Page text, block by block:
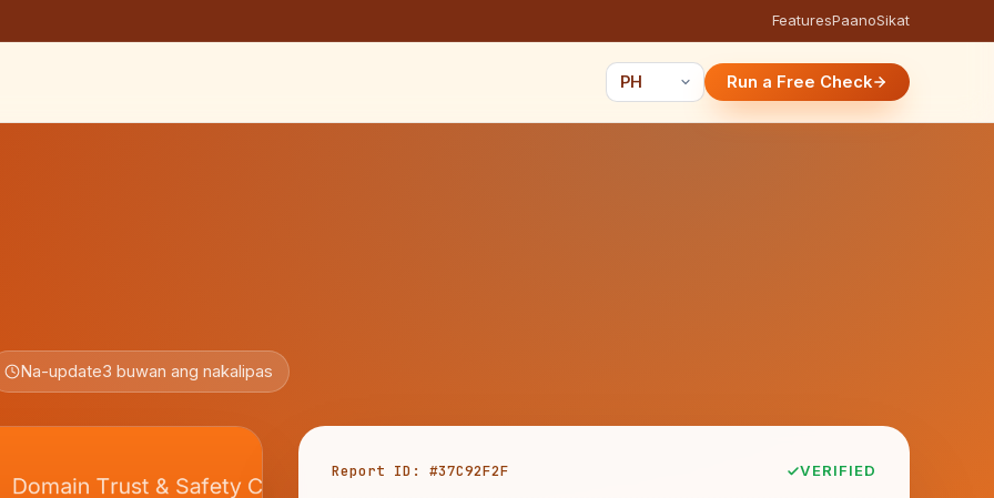
FeaturesPaanoSikat
Run a Free Check
Na-update3 buwan ang nakalipas
Report ID: #37C92F2F VERIFIED